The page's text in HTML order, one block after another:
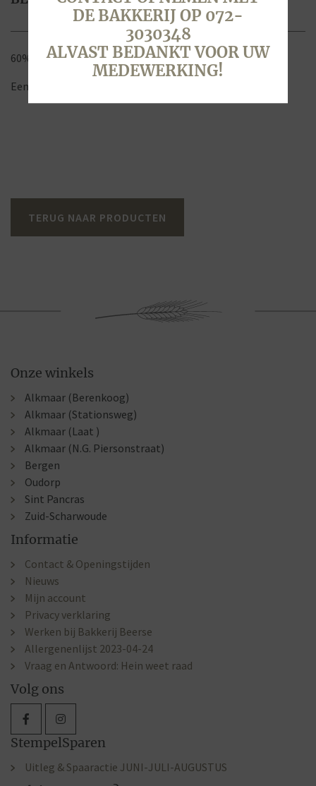
60% Volkoren
Een vierkant bruinbrood gebakken in een gesloten blik.
TERUG NAAR PRODUCTEN
Onze winkels
Alkmaar (Berenkoog)
Alkmaar (Stationsweg)
Alkmaar (Laat )
Alkmaar (N.G. Piersonstraat)
Bergen
Oudorp
Sint Pancras
Zuid-Scharwoude
Informatie
Contact & Openingstijden
Nieuws
Mijn account
Privacy verklaring
Werken bij Bakkerij Beerse
Allergenenlijst 2023-04-24
Vraag en Antwoord: Hein weet raad
Volg ons
StempelSparen
Uitleg & Spaaractie JUNI-JULI-AUGUSTUS
DE BAKKERIJ OP 072-
3030348
ALVAST BEDANKT VOOR UW
MEDEWERKING!